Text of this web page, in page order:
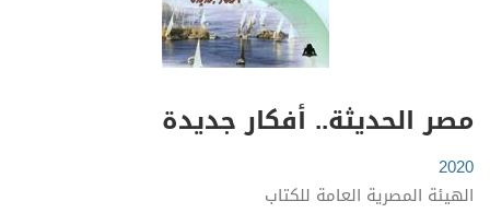
مصر الحديثة.. أفكار جديدة
2020
الهيئة المصرية العامة للكتاب